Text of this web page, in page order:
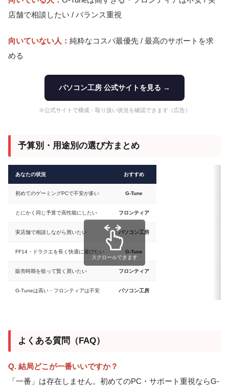
店舗で相談したい / バランス重視
向いていない人： 純粋なコスパ最優先 / 最高のサポートを求
める
パソコン工房 公式サイトを見る →
※公式サイトで構成・取り扱い状況を確認できます（広告）
予算別・用途別の選び方まとめ
あなたの状況 おすすめ
初めてのゲーミングPCで不安が多い G-Tune
とにかく同じ予算で高性能にしたい フロンティア
実店舗で相談しながら買いたい パソコン工房
FF14・ドラクエを長く快適に遊びたい G-Tune
販売時期を狙って賢く買いたい フロンティア
G-Tuneは高い・フロンティアは不安 パソコン工房
スクロールできます
よくある質問（FAQ）
Q. 結局どこが一番いいですか？
「一番」は存在しません。初めてのPC・サポート重視ならG-